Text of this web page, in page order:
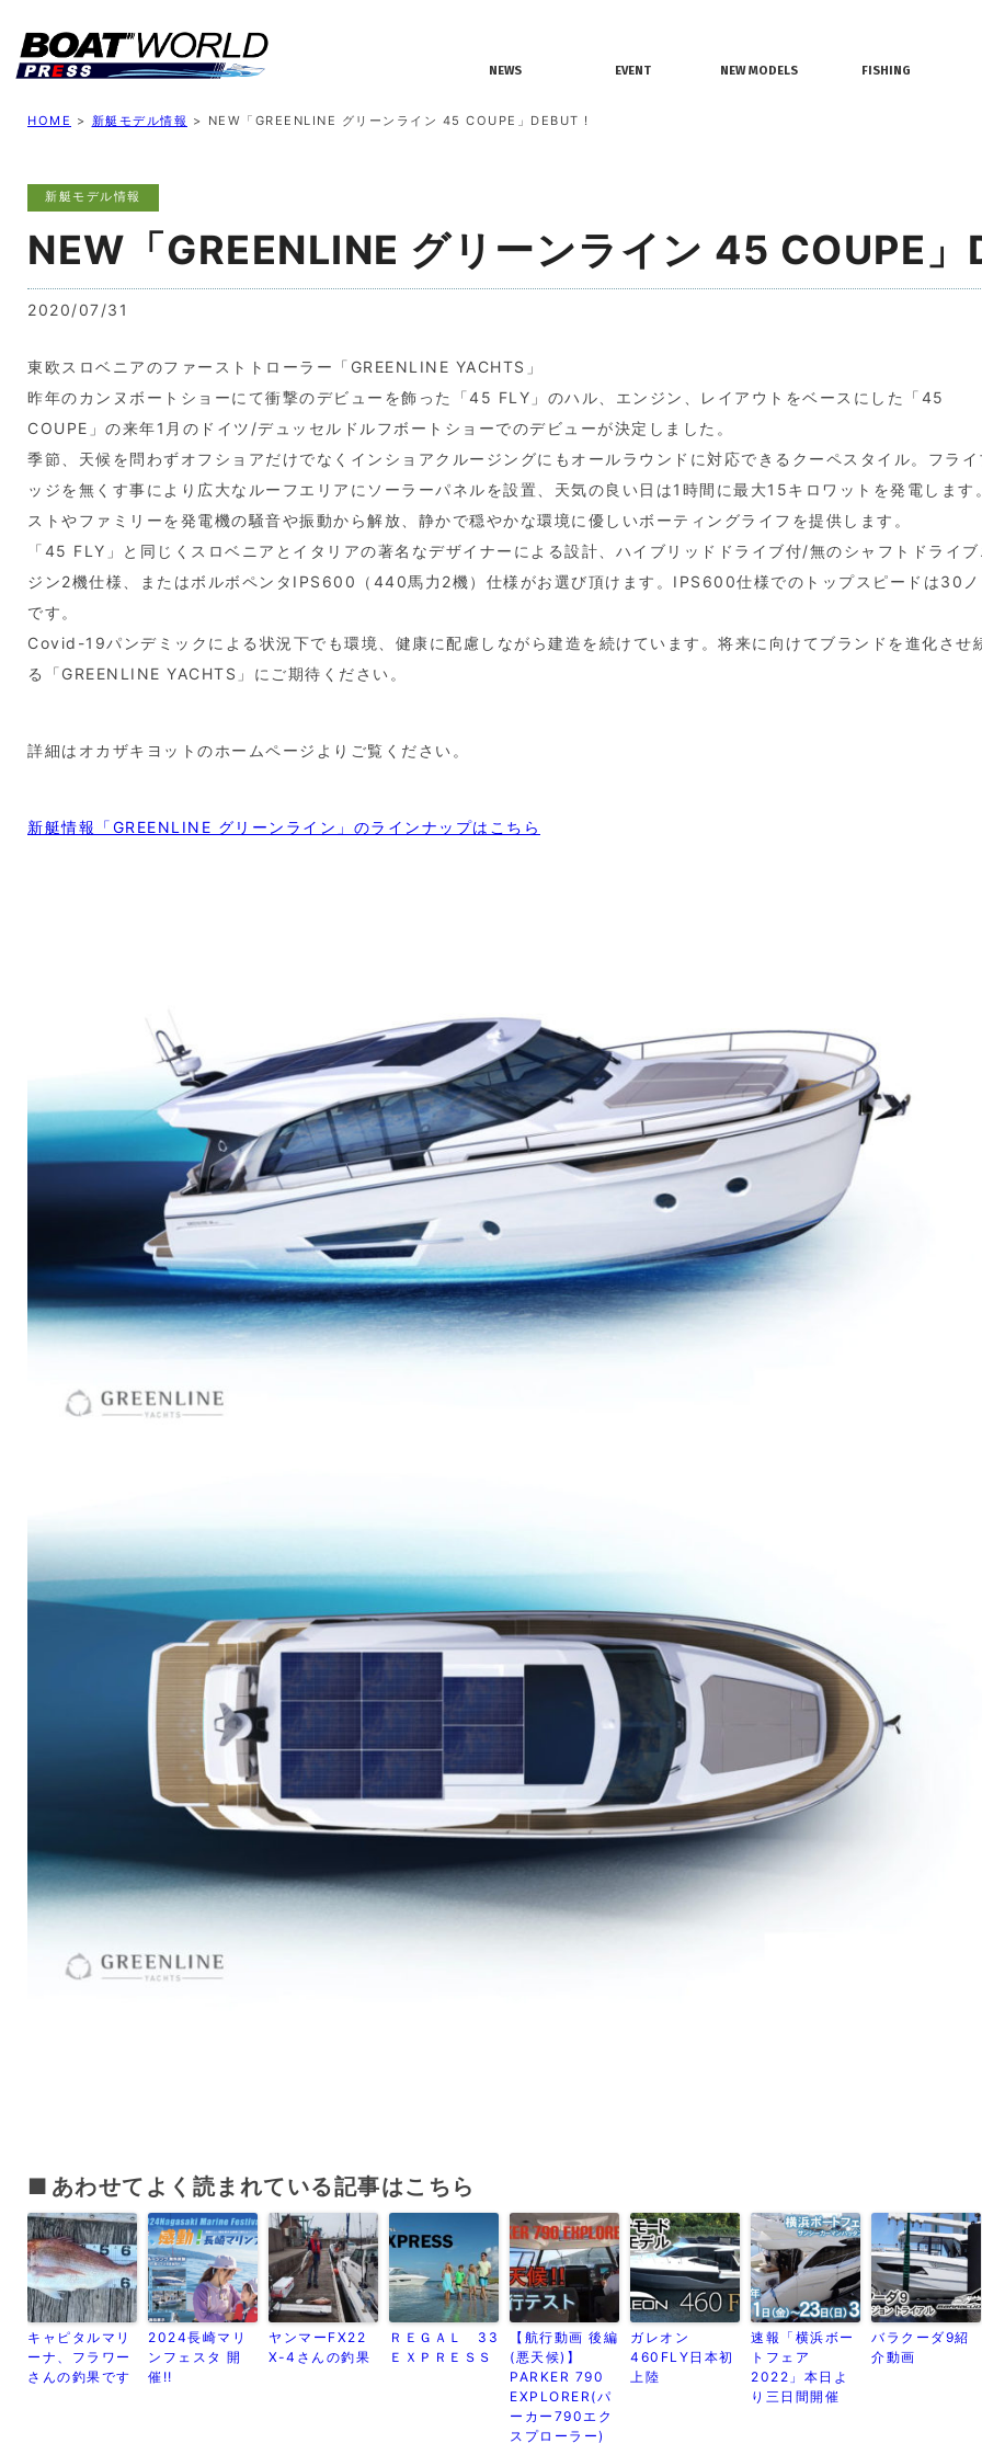
NEWS
業界ニュース
EVENT NEW MODELS FISHING
HOME > 新艇モデル情報 > NEW「GREENLINE グリーンライン 45 COUPE」DEBUT !
新艇モデル情報
NEW「GREENLINE グリーンライン 45 COUPE」
2020/07/31
東欧スロベニアのファーストトローラー「GREENLINE YACHTS」
昨年のカンヌボートショーにて衝撃のデビューを飾った「45 FLY」のハル、エンジン、レイアウトをベースにした「45
COUPE」の来年1月のドイツ/デュッセルドルフボートショーでのデビューが決定しました。
季節、天候を問わずオフショアだけでなくインショアクルージングにもオールラウンドに対応できるクーペスタイル。フライ
ッジを無くす事により広大なルーフエリアにソーラーパネルを設置、天気の良い日は1時間に最大15キロワットを発電します
ストやファミリーを発電機の騒音や振動から解放、静かで穏やかな環境に優しいボーティングライフを提供します。
「45 FLY」と同じくスロベニアとイタリアの著名なデザイナーによる設計、ハイブリッドドライブ付/無のシャフトドライブ
ジン2機仕様、またはボルボペンタIPS600（440馬力2機）仕様がお選び頂けます。IPS600仕様でのトップスピードは30ノ
です。
Covid-19パンデミックによる状況下でも環境、健康に配慮しながら建造を続けています。将来に向けてブランドを進化させ
る「GREENLINE YACHTS」にご期待ください。
詳細はオカザキヨットのホームページよりご覧ください。
新艇情報「GREENLINE グリーンライン」のラインナップはこちら
あわせてよく読まれている記事はこちら
キャピタルマリ
ーナ、フラワー
さんの釣果です
2024長崎マリ
ンフェスタ 開
催!!
ヤンマーFX22
X-4さんの釣果
ＲＥＧＡＬ 33
ＥＸＰＲＥＳＳ
【航行動画 後編
(悪天候)】
PARKER 790
EXPLORER(パ
ーカー790エク
スプローラー)
ガレオン
460FLY日本初
上陸
速報「横浜ボー
トフェア
2022」本日よ
り三日間開催
バラクーダ9紹
介動画